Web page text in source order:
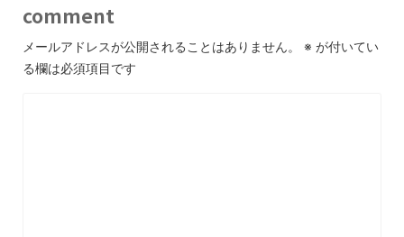
comment
メールアドレスが公開されることはありません。 ※ が付いてい
る欄は必須項目です